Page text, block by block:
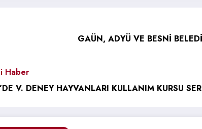
GAÜN, ADYÜ VE BESNİ
Haber
V. DENEY HAYVANLARI KULLANIM KURSU